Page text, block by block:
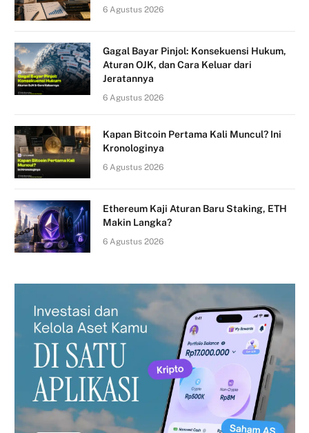
6 Agustus 2026
Gagal Bayar Pinjol: Konsekuensi Hukum,
Aturan OJK, dan Cara Keluar dari
Jeratannya
6 Agustus 2026
Kapan Bitcoin Pertama Kali Muncul? Ini
Kronologinya
6 Agustus 2026
Ethereum Kaji Aturan Baru Staking, ETH
Makin Langka?
6 Agustus 2026